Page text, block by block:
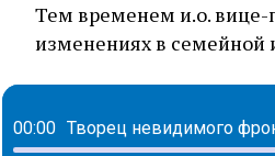
Тем временем и.о. вице-
изменениях в семейной
00:00